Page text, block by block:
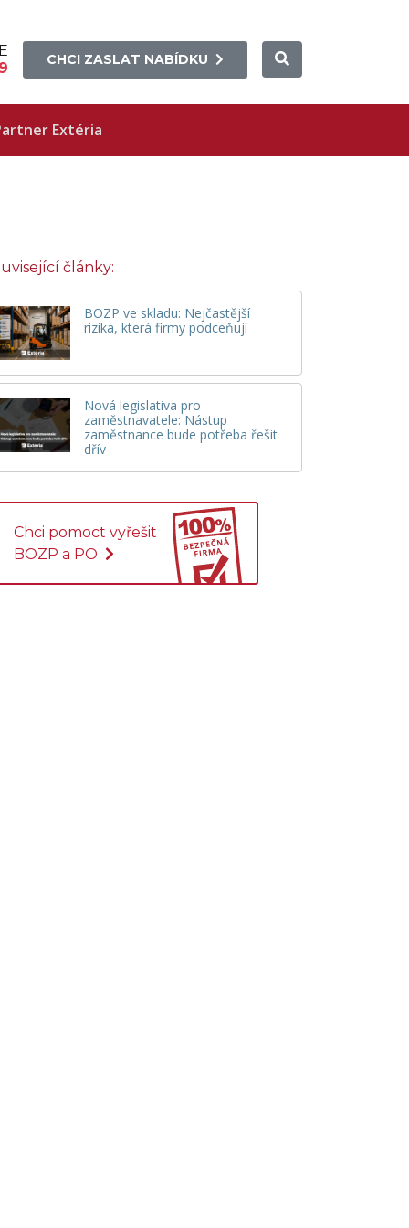
CHCI ZASLAT NABÍDKU
Extéria
články:
BOZP ve skladu: Nejčastější
rizika, která firmy podceňují
Nová legislativa pro
zaměstnavatele: Nástup
zaměstnance bude potřeba řešit
dřív
Chci pomoct vyřešit
BOZP a PO